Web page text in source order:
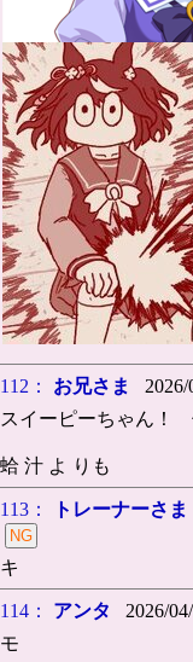
112： お兄さま 2026/
スイーピーちゃん！
蛤 汁 よ りも
113： トレーナーさま
キ
114： アンタ 2026/
モ